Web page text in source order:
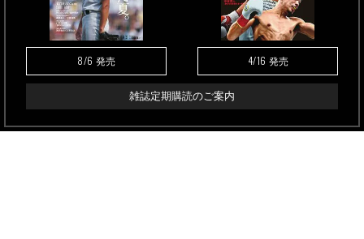
8/6 発売 4/16 発売
雑誌定期購読のご案内